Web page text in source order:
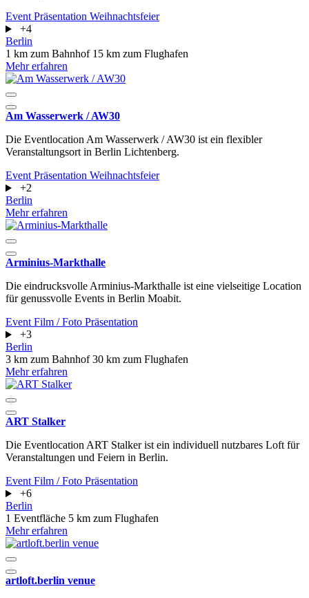
Event Präsentation Weihnachtsfeier
+4
Berlin
1 km zum Bahnhof 15 km zum Flughafen
Mehr erfahren
Am Wasserwerk / AW30
Die Eventlocation Am Wasserwerk / AW30 ist ein flexibler
Veranstaltungsort in Berlin Lichtenberg.
Event Präsentation Weihnachtsfeier
+2
Berlin
Mehr erfahren
Arminius-Markthalle
Die eindrucksvolle Arminius-Markthalle ist eine vielseitige Location
für genussvolle Events in Berlin Moabit.
Event Film / Foto Präsentation
+3
Berlin
3 km zum Bahnhof30 km zum Flughafen
Mehr erfahren
ART Stalker
Die Eventlocation ART Stalker ist ein individuell nutzbares Loft für
Veranstaltungen und Feiern in Berlin.
Event Film / Foto Präsentation
+6
Berlin
1 Eventfläche 5 km zum Flughafen
Mehr erfahren
artloft.berlin venue